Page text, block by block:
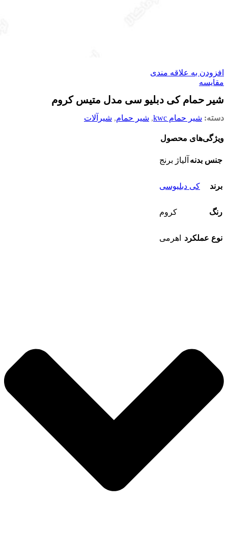
افزودن به علاقه مندی
مقایسه
شیر حمام کی دبلیو سی مدل متیس کروم
دسته: شیر حمام kwc , شیر حمام, شیرآلات
ویژگی‌های محصول
جنس بدنه آلیاژ برنج
برند کی دبلیوسی
رنگ کروم
نوع عملکرد اهرمی